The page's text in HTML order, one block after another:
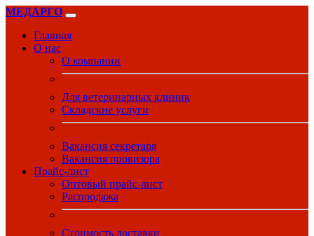
МЕДАРГО
Главная
О нас
О компании
Для ветеринарных клиник
Складские услуги
Вакансия секретаря
Вакансия провизора
Прайс-лист
Оптовый прайс-лист
Распродажа
Стоимость доставки